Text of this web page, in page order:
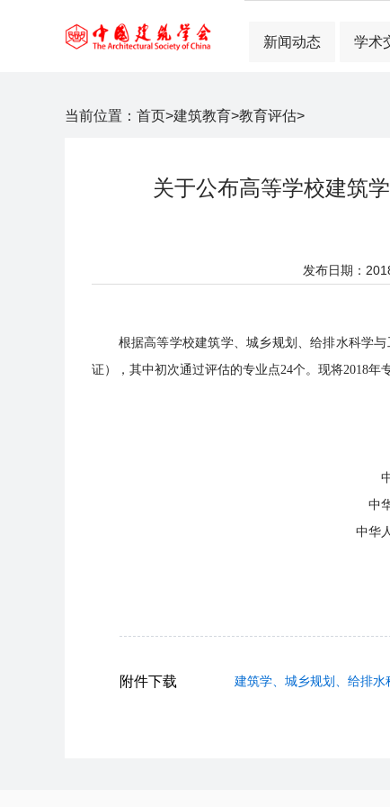
新闻动态 学术
当前位置： 首页>建筑教育>教育评估>
关于公布高等学校建筑
发布日期：
根据高等学校建筑学、城乡规划、给排水科学与
证），其中初次通过评估的专业点24个。现将2018年
全国高等学校建筑
中华人民共和国住房和城乡
中华人民共和国住房和城乡建
中华人民共和国住房和城乡建设
住房和城乡建设部高等
2018年
附件下载 建筑学、城乡规划、给排